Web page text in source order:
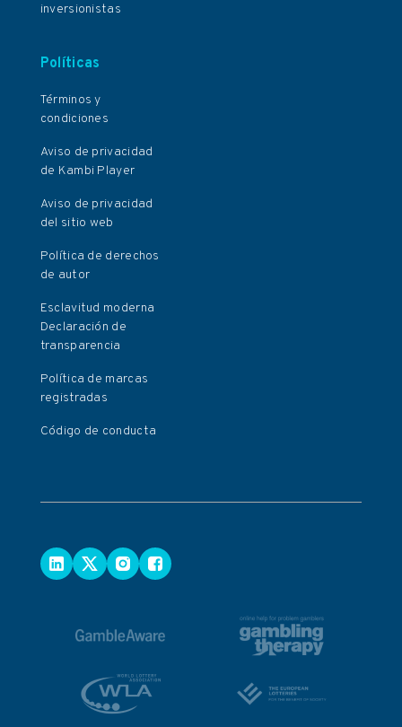
inversionistas
Políticas
Términos y
condiciones
Aviso de privacidad
de Kambi Player
Aviso de privacidad
del sitio web
Política de derechos
de autor
Esclavitud moderna
Declaración de
transparencia
Política de marcas
registradas
Código de conducta